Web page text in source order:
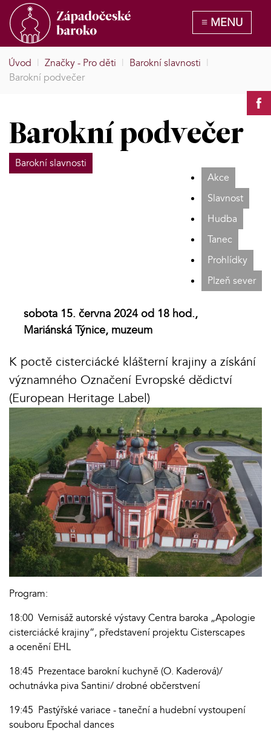
Úvod | Značky - Pro děti | Barokní slavnosti |
Barokní podvečer
Barokní podvečer
Barokní slavnosti
Akce
Slavnost
Hudba
Tanec
Prohlídky
Plzeň sever
sobota 15. června 2024 od 18 hod.,
Mariánská Týnice, muzeum
K poctě cisterciácké klášterní krajiny a získání
významného Označení Evropské dědictví
(European Heritage Label)
Program:
18:00 Vernisáž autorské výstavy Centra baroka „Apologie
cisterciácké krajiny“, představení projektu Cisterscapes
a ocenění EHL
18:45 Prezentace barokní kuchyně (O. Kaderová)/
ochutnávka piva Santini/ drobné občerstvení
19:45 Pastýřské variace - taneční a hudební vystoupení
souboru Epochal dances